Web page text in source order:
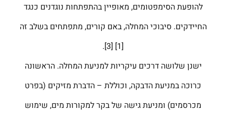
להופעת הסימפטומים, מאופיין בהתפתחות נוגדנים כנגד
החיידקים. סיבוכי המחלה, באם קורים, מתפתחים בשלב זה
[1] [3].
ישנן שלושה דרכים עיקריות למניעת המחלה. הראשונה
כרוכה במניעת הדבקה, וכוללת – הדברת מזיקים (בפרט
מכרסמים) ומניעת גישה של בקר למקורות מים, שימוש